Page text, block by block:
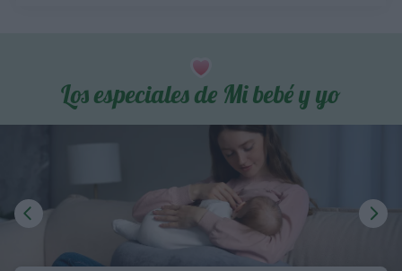
Los especiales de Mi bebé y yo